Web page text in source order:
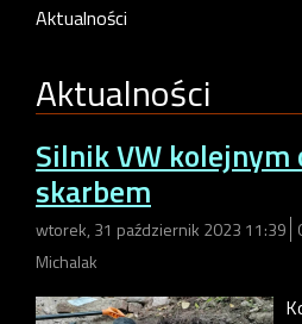
Aktualności
Aktualności
Silnik VW
skarbem
wtorek, 31 październik 2023 11:39
Michalak